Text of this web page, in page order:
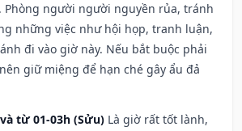
Phòng người người nguyền rủa, tránh
những việc như hội họp, tranh luận,
đi vào giờ này. Nếu bắt buộc phải
giữ miệng để hạn ché gây ẩu đả
từ 01-03h (Sửu) Là giờ rất tốt lành,